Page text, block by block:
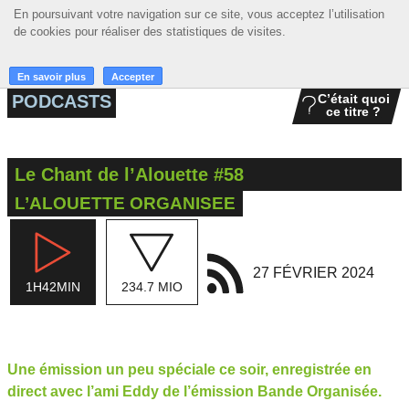
En poursuivant votre navigation sur ce site, vous acceptez l’utilisation
de cookies pour réaliser des statistiques de visites.
En savoir plus Accepter
En poursuivant votre navigation sur ce site, vous acceptez l’utilisation
de cookies pour réaliser des statistiques de visites.
En savoir plus Accepter
☰ MENU
ACCUEIL
ACTIONS
PODCASTS
C’était quoi
ce titre ?
Le Chant de l’Alouette #58
L’ALOUETTE ORGANISEE
1H42MIN 234.7 MIO
27 FÉVRIER 2024
Une émission un peu spéciale ce soir, enregistrée en
direct avec l’ami Eddy de l’émission Bande Organisée.